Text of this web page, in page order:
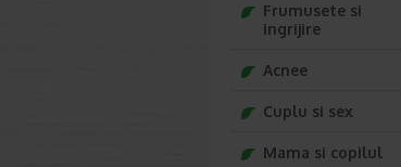
Frumusete si
ingrijire
Acnee
Cuplu si sex
Mama si copilul